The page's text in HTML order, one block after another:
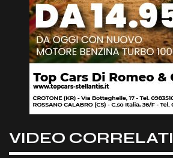
VIDEO CORRELATI